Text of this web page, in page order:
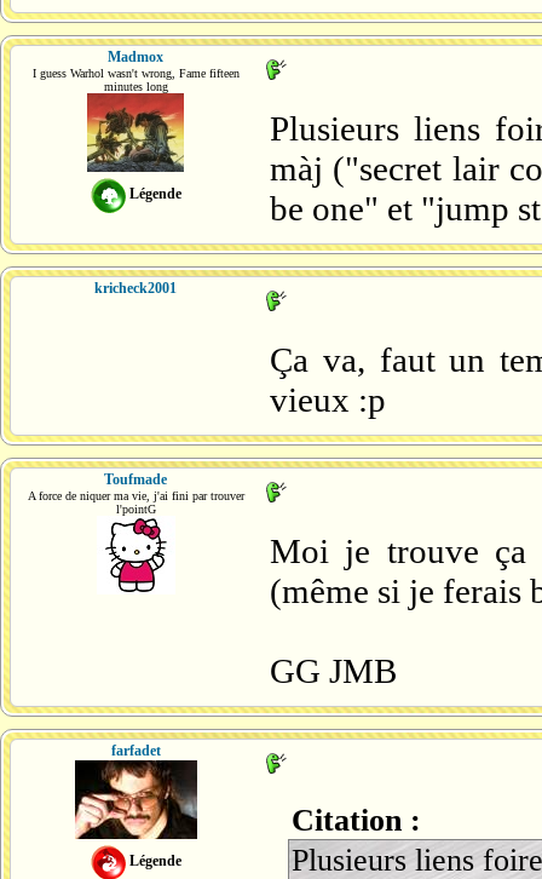
Madmox
I guess Warhol wasn't wrong, Fame fifteen
minutes long
Légende
Plusieurs liens
màj ("secret lair
be one" et "jump
kricheck2001
Ça va, faut un
vieux :p
Toufmade
A force de niquer ma vie, j'ai fini par trouver
l'pointG
Moi je trouve ça
(même si je ferais
GG JMB
farfadet
Légende
Citation :
Plusieurs liens